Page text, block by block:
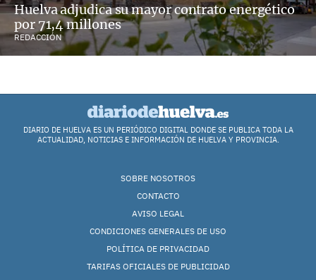
Huelva adjudica su mayor contrato energético
por 71,4 millones
REDACCIÓN
DIARIO DE HUELVA ES UN PERIÓDICO DIGITAL DONDE SE PUBLICA TODA LA
ACTUALIDAD, NOTICIAS E INFORMACIÓN DE HUELVA Y PROVINCIA.
SOBRE NOSOTROS
CONTACTO
AVISO LEGAL
CONDICIONES GENERALES DE USO
POLÍTICA DE PRIVACIDAD
TARIFAS OFICIALES DE PUBLICIDAD